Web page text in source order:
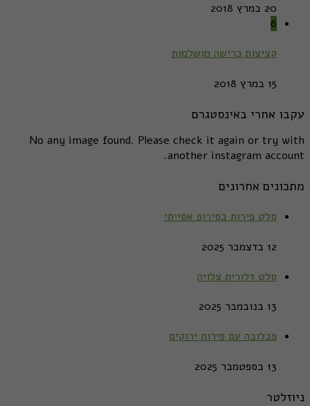
20 במרץ 2018
6
קציצות כרישה מושלמות
15 במרץ 2018
עקבו אחרי באינסטגרם
No any image found. Please check it again or try with
another instagram account.
מתכונים אחרונים
סלט פירות בסירופ אסייתי
12 בדצמבר 2025
סלט דלורית צלויה
13 בנובמבר 2025
פבלובה עם פירות ירוקים
13 בספטמבר 2025
ניוזלטר